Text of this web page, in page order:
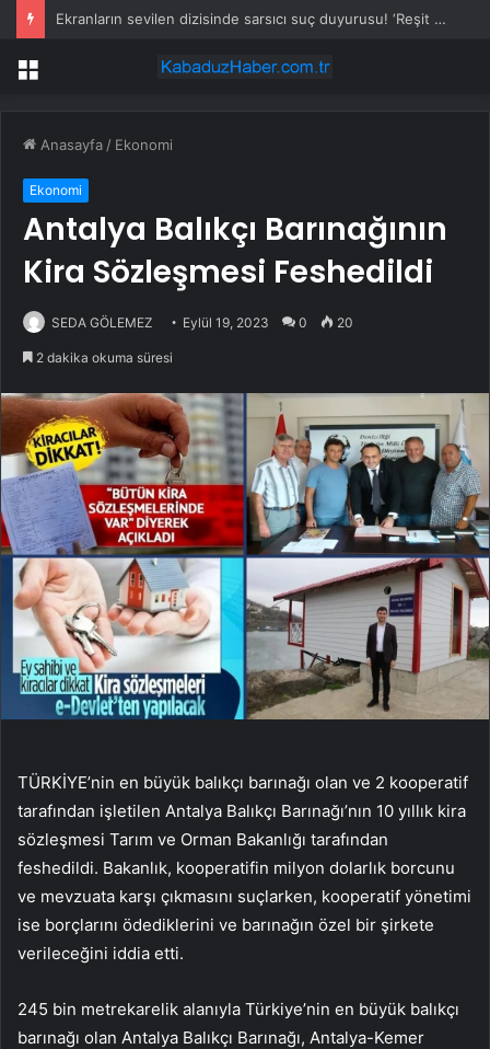
Ekranların sevilen dizisinde sarsıcı suç duyurusu! ‘Reşit olmayan kızımla aşk yaşadı’
Menü
Anasayfa / Ekonomi
Ekonomi
Antalya Balıkçı Barınağının
Kira Sözleşmesi Feshedildi
SEDA GÖLEMEZ Eylül 19, 2023 0 20
2 dakika okuma süresi
TÜRKİYE’nin en büyük balıkçı barınağı olan ve 2 kooperatif
tarafından işletilen Antalya Balıkçı Barınağı’nın 10 yıllık kira
sözleşmesi Tarım ve Orman Bakanlığı tarafından
feshedildi. Bakanlık, kooperatifin milyon dolarlık borcunu
ve mevzuata karşı çıkmasını suçlarken, kooperatif yönetimi
ise borçlarını ödediklerini ve barınağın özel bir şirkete
verileceğini iddia etti.
245 bin metrekarelik alanıyla Türkiye’nin en büyük balıkçı
barınağı olan Antalya Balıkçı Barınağı, Antalya-Kemer